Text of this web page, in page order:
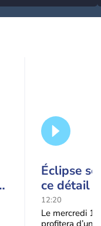
Éclipse
ce détail
spectacle
12:20
Le mercredi
profitera